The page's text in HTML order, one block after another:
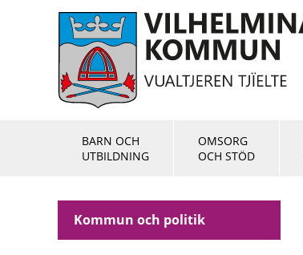
BARN OCH
UTBILDNING
OMSORG
OCH STÖD
Kommun och politik